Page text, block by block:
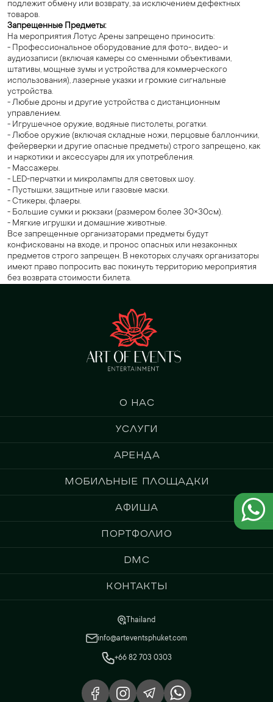
подлежит обмену или возврату, за исключением дефектных
товаров.
Запрещенные Предметы:
На мероприятия Лотус Арены запрещено приносить:
- Профессиональное оборудование для фото-, видео- и
аудиозаписи (включая камеры со сменными объективами,
штативы, мощные зумы и устройства для коммерческого
использования), лазерные указки и громкие сигнальные
устройства.
- Любые дроны и другие устройства с дистанционным
управлением.
- Игрушечное оружие, водяные пистолеты, рогатки.
- Любое оружие (включая складные ножи, перцовые баллончики,
фейерверки и другие опасные предметы) строго запрещено, как
и наркотики и аксессуары для их употребления.
- Массажеры.
- LED-перчатки и микролампы для световых шоу.
- Пустышки, защитные или газовые маски.
- Стикеры, флаеры.
- Большие сумки и рюкзаки (размером более 30×30см).
- Мягкие игрушки и домашние животные.
Все запрещенные организаторами предметы будут
конфискованы на входе, и пронос опасных или незаконных
предметов строго запрещен. В некоторых случаях организаторы
имеют право попросить вас покинуть территорию мероприятия
без возврата стоимости билета.
О нас
Услуги
Аренда
Мобильные площадки
Афиша
Портфолио
DMC
Контакты
Thailand
info@arteventsphuket.com
+66 82 703 0303